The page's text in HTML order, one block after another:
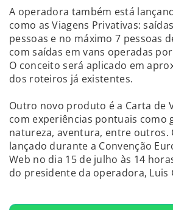
A operadora também está
como as Viagens Privativas:
pessoas e no máximo 7 pessoas
com saídas em vans operadas
O conceito será aplicado em
dos roteiros já existentes.
Outro novo produto é a Carta de
com experiências pontuais como
natureza, aventura, entre outros.
lançado durante a Convenção
Web no dia 15 de julho às 14
do presidente da operadora, Luis